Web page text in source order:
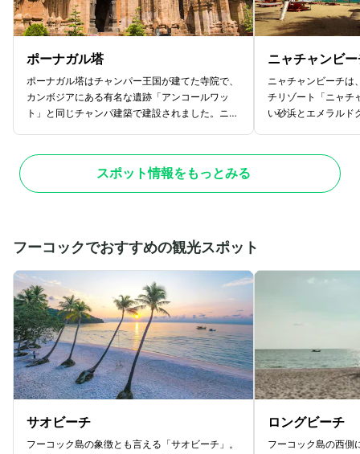
ポーナガル塔
ポーナガル塔はチャンパー王国が建てた寺院で、
カンボジアにある有名な遺跡「アンコールワッ
ト」と同じチャンパ建築で建設されました。ニャ
ットです。現在は5つの祠堂が残っており「ポ
ーナガル神の彫像」も安置されています。ベトナ
ム人の拠り所であるポーナガル塔では、地元の人
ポットとしても有名になり、チャム族による舞踊
や陶器の販売など、観光客が楽しめるようなアク
ティビティも充実。丘の上から眺めるニャチャン
の街並みも必見です。ニャチャンに来たら外せな
い定番の観光スポットといえるでしょう。
ニャチャンビ
ニャチャンビーチは
チリゾート「ニャチ
い砂浜とエメラルド
ます。ベトナム国
見せ、多くの人が
チにはヤシの木やデ
ビーチ沿いには景色
スポット情報をもっとみる
フーコックでおすすめの観光スポット
サオビーチ
フーコック島の象徴とも言える「サオビーチ」。
ロングビーチ
フーコック島の西側